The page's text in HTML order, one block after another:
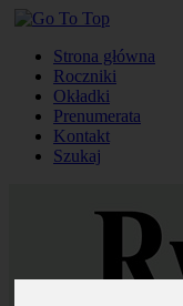
Strona główna
Roczniki
Okładki
Prenumerata
Kontakt
Szukaj